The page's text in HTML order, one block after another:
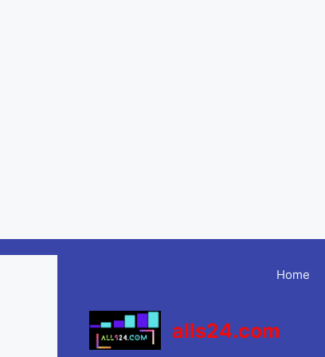
Home
alls24.com